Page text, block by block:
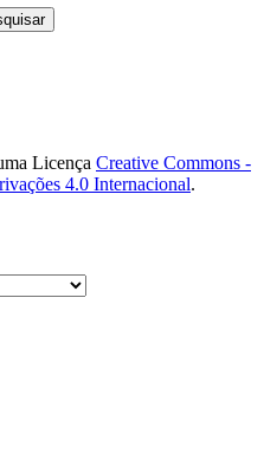
Licença Creative Commons -
4.0 Internacional.